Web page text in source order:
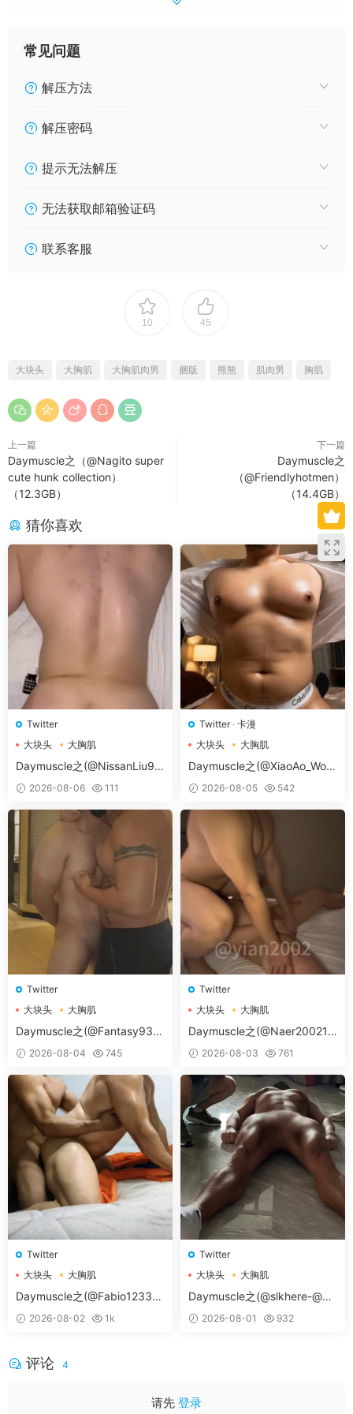
常见问题
解压方法
解压密码
提示无法解压
无法获取邮箱验证码
联系客服
10 45
大块头 大胸肌 大胸肌肉男 捆版 熊熊 肌肉男 胸肌
上一篇
Daymuscle之（@Nagito super
cute hunk collection）
（12.3GB）
下一篇
Daymuscle之
（@Friendlyhotmen）
（14.4GB）
猜你喜欢
Twitter
大块头
大胸肌
大胸肌肉男
Daymuscle之(@NissanLiu98
-@Nissan98）
2026-08-06 111
Twitter· 卡漫
大块头
大胸肌
大胸肌肉男
Daymuscle之(@XiaoAo_Worl
d-@XiaoAo.art）
2026-08-05 542
Twitter
大块头
大胸肌
大胸肌肉男
Daymuscle之(@Fantasy938
15579-@孔控Kong）
2026-08-04 745
Twitter
大块头
大胸肌
大胸肌肉男
Daymuscle之(@Naer20021-
@纳尔）
2026-08-03 761
Twitter
大块头
大胸肌
大胸肌肉男
Daymuscle之(@Fabio12333-
@辛叔是个G）
2026-08-02 1k
Twitter
大块头
大胸肌
大胸肌肉男
Daymuscle之(@slkhere-@元
气精牛）
2026-08-01 932
评论 4
请先 登录